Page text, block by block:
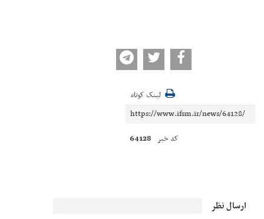
لینک کوتاه
کد خبر 64128
ارسال نظر